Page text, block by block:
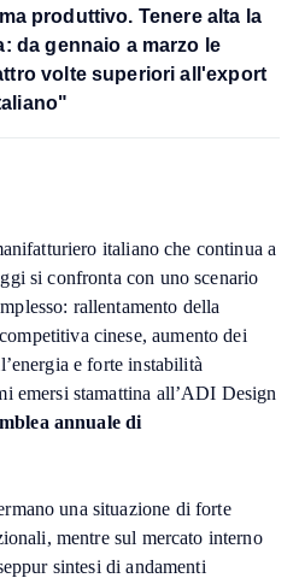
produttivo. Tenere alta la
da gennaio a marzo le
volte superiori all'export
italiano che continua a
si confronta con uno scenario
rallentamento della
cinese, aumento dei
e forte instabilità
emersi stamattina all’ADI Design
annuale di
una situazione di forte
mentre sul mercato interno
sintesi di andamenti